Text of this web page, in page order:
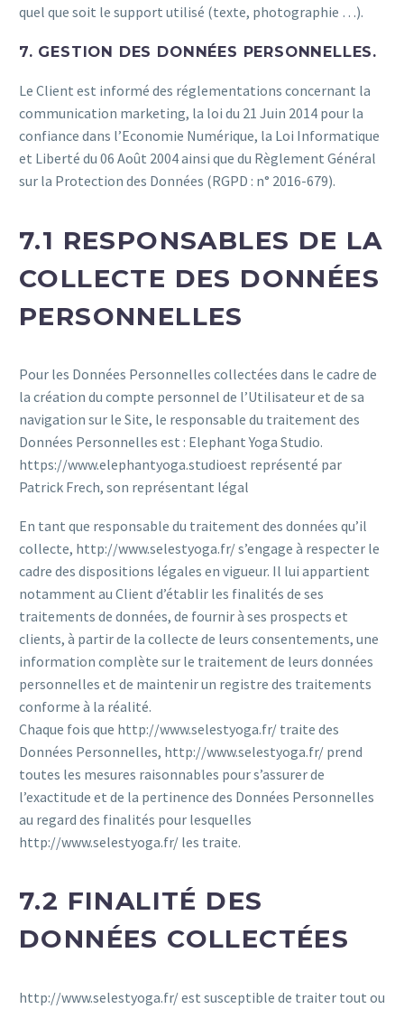
quel que soit le support utilisé (texte, photographie …).
7. GESTION DES DONNÉES PERSONNELLES.
Le Client est informé des réglementations concernant la
communication marketing, la loi du 21 Juin 2014 pour la
confiance dans l’Economie Numérique, la Loi Informatique
et Liberté du 06 Août 2004 ainsi que du Règlement Général
sur la Protection des Données (RGPD : n° 2016-679).
7.1 RESPONSABLES DE LA
COLLECTE DES DONNÉES
PERSONNELLES
Pour les Données Personnelles collectées dans le cadre de
la création du compte personnel de l’Utilisateur et de sa
navigation sur le Site, le responsable du traitement des
Données Personnelles est : Elephant Yoga Studio.
https://www.elephantyoga.studioest représenté par
Patrick Frech, son représentant légal
En tant que responsable du traitement des données qu’il
collecte, http://www.selestyoga.fr/ s’engage à respecter le
cadre des dispositions légales en vigueur. Il lui appartient
notamment au Client d’établir les finalités de ses
traitements de données, de fournir à ses prospects et
clients, à partir de la collecte de leurs consentements, une
information complète sur le traitement de leurs données
personnelles et de maintenir un registre des traitements
conforme à la réalité.
Chaque fois que http://www.selestyoga.fr/ traite des
Données Personnelles, http://www.selestyoga.fr/ prend
toutes les mesures raisonnables pour s’assurer de
l’exactitude et de la pertinence des Données Personnelles
au regard des finalités pour lesquelles
http://www.selestyoga.fr/ les traite.
7.2 FINALITÉ DES
DONNÉES COLLECTÉES
http://www.selestyoga.fr/ est susceptible de traiter tout ou